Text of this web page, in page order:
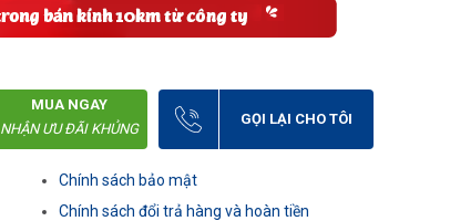
MUA NGAY
NHẬN ƯU ĐÃI KHỦNG
GỌI LẠI CHO TÔI
Chính sách bảo mật
Chính sách đổi trả hàng và hoàn tiền